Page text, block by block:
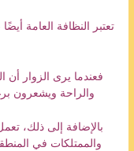
تعتبر النظافة العامة
فعندما يرى الزوار أن
والراحة ويشعرون
بالإضافة إلى ذلك،
والممتلكات في